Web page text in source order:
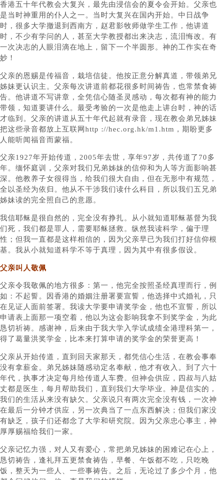
香港五十年代教会大复兴，最先由浸信会的夏令会开始。父亲也
是当时神重用的仆人之一。当时大复兴在国内开始。中日战争
时，很多大学撤退到西南方，赵君影牧师做学生工作，他讲道
时，不少有学问的人，甚至大学教授都出来决志，流泪悔改。有
一次决志的人眼泪滴在地上，留下一个半圆形。神的工作实在奇
妙！
父亲的恩赐是传福音，栽培信徒。他按正意分解真道，带领弟兄
姊妹更认识主。父亲每次讲道前都花很多时间祷告，也常禁食祷
告。他讲道不写讲章，全凭信心随圣灵感动，每次都有神的能力
带领，知道要讲什么。最受考验的一次是他走上讲台时，神的话
才临到。父亲的讲道从五十年代起就有录音，现在教会弟兄姊妹
把这些录音都放上互联网 http ://hec.org.hk/m1.htm ，期盼更多
人能听闻福音而蒙福。
父亲1927年开始传道，2005年去世，享年97岁，共传道了70多
年。缅怀庭训，父亲对我们兄弟姊妹的信仰和为人等方面影响甚
深。他教养子女很得当，给我们很大自由，但在无形中有规范，
全以圣经为依归。他从不干涉我们读什么科目，所以我们五兄弟
姊妹读的完全照自己的意愿。
我信耶稣是很自然的，完全没有挣扎。从小就知道耶稣基督为我
们死，我们都是罪人，需要耶稣拯救。纵然我读科学，偏于理
性；但我一直都是这样相信的，因为父亲早已为我们打好信仰根
基。我从小就知道科学不等于真理，因为其中有很多假设。
父亲叫人敬佩
父亲令我敬佩的地方很多：第一，他完全按照圣经真理而行，例
如：不起誓。因香港的婚姻注册署要宣誓，他选择中式婚礼，只
在见证人面前签署。我读大学要申请奖学金，他也不宣誓，所以
申请表上面那一项空着，他以为这会影响我拿不到奖学金，为此
恳切祈祷。感谢神，后来由于我大学入学试成绩全港理科第一，
得了葛量洪奖学金，比本来打算申请的奖学金的荣誉更高！
父亲从开始传道，直到回天家那天，都凭信心生活，在教会事奉
没有拿薪金。弟兄姊妹随感动定名奉献，他才有收入。到了六十
年代，执事才决定每月给传道人车费。但神会供应，四叔与八姑
丈都是医生，每月帮助我们，直到我们大学毕业。神是信实的，
我们的生活从来没有缺欠。父亲说只有两次完全没有钱，一次神
在最后一分钟才供应，另一次典当了一点东西解决；但我们家没
有缺乏，孩子们还都念了大学和研究院。因为父亲忠心事主，神
厚厚赐福给我们一家。
父亲记忆力强，对人又有爱心，常把弟兄姊妹的困难记在心上，
恳切祷告，逢礼拜五更禁食祷告，早餐、午饭都不吃，只吃晚
饭，整天为一些人、一些事祷告。之后，无论过了多少个月，他